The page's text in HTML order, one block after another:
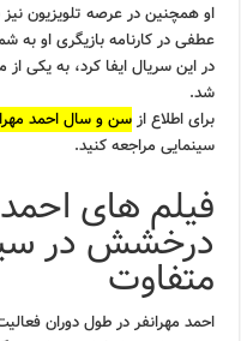
او همچنین در عرصه تلویزیون
عطفی در کارنامه بازیگری او
در این سریال ایفا کرد، به یکی
شد.
برای اطلاع ازسن و سال احمد
سینمایی مراجعه کنید.
فیلم های احمد
درخشش در
متفاوت
احمد مهرانفر در طول دوران